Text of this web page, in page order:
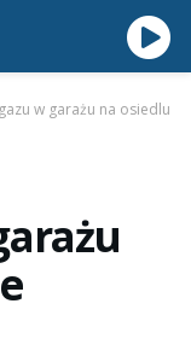
w garażu na osiedlu